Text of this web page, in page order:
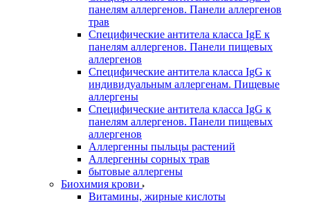
панелям аллергенов. Панели аллергенов
трав
Специфические антитела класса IgE к
панелям аллергенов. Панели пищевых
аллергенов
Специфические антитела класса IgG к
индивидуальным аллергенам. Пищевые
аллергены
Специфические антитела класса IgG к
панелям аллергенов. Панели пищевых
аллергенов
Аллергенны пыльцы растений
Аллергенны сорных трав
бытовые аллергены
Биохимия крови
Витамины, жирные кислоты